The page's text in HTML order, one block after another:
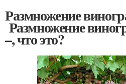
Размножение
Размножение
–, что это?